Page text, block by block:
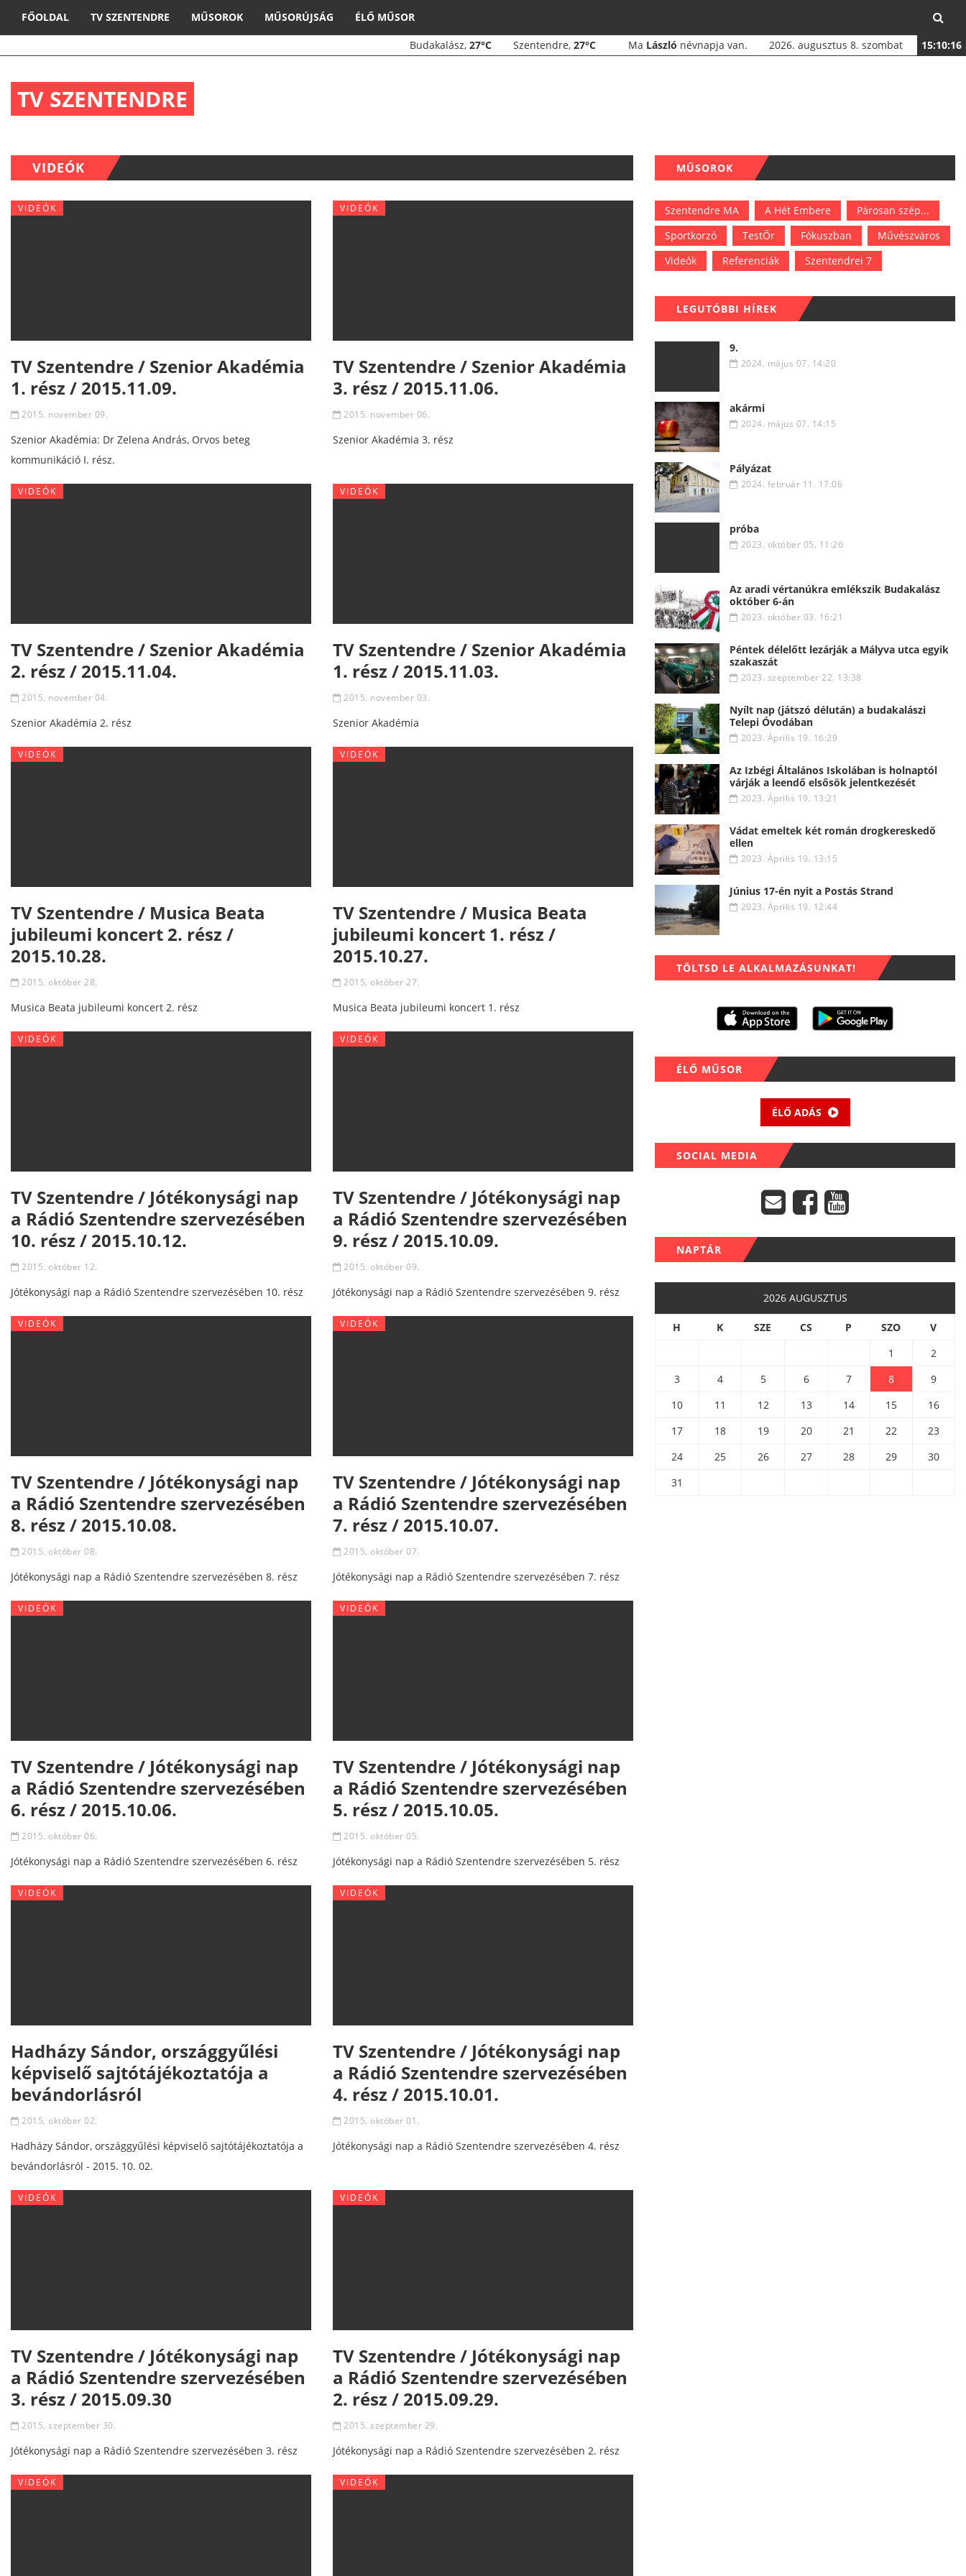
FŐOLDAL TV SZENTENDRE MŰSOROK MŰSORÚJSÁG ÉLŐ MŰSOR
Budakalász, 27°C Szentendre, 27°C Ma László névnapja van. 2026. augusztus 8. szombat 15:10:17
TV SZENTENDRE
VIDEÓK
VIDEÓK
TV Szentendre / Szenior Akadémia
1. rész / 2015.11.09.
2015. november 09.
Szenior Akadémia: Dr Zelena András, Orvos beteg
kommunikáció I. rész.
VIDEÓK
TV Szentendre / Szenior Akadémia
3. rész / 2015.11.06.
2015. november 06.
Szenior Akadémia 3. rész
VIDEÓK
TV Szentendre / Szenior Akadémia
2. rész / 2015.11.04.
2015. november 04.
Szenior Akadémia 2. rész
VIDEÓK
TV Szentendre / Szenior Akadémia
1. rész / 2015.11.03.
2015. november 03.
Szenior Akadémia
VIDEÓK
TV Szentendre / Musica Beata
jubileumi koncert 2. rész /
2015.10.28.
2015. október 28.
Musica Beata jubileumi koncert 2. rész
VIDEÓK
TV Szentendre / Musica Beata
jubileumi koncert 1. rész /
2015.10.27.
2015. október 27.
Musica Beata jubileumi koncert 1. rész
VIDEÓK
TV Szentendre / Jótékonysági nap
a Rádió Szentendre szervezésében
10. rész / 2015.10.12.
2015. október 12.
Jótékonysági nap a Rádió Szentendre szervezésében 10. rész
VIDEÓK
TV Szentendre / Jótékonysági nap
a Rádió Szentendre szervezésében
9. rész / 2015.10.09.
2015. október 09.
Jótékonysági nap a Rádió Szentendre szervezésében 9. rész
VIDEÓK
TV Szentendre / Jótékonysági nap
a Rádió Szentendre szervezésében
8. rész / 2015.10.08.
2015. október 08.
Jótékonysági nap a Rádió Szentendre szervezésében 8. rész
VIDEÓK
TV Szentendre / Jótékonysági nap
a Rádió Szentendre szervezésében
7. rész / 2015.10.07.
2015. október 07.
Jótékonysági nap a Rádió Szentendre szervezésében 7. rész
VIDEÓK
TV Szentendre / Jótékonysági nap
a Rádió Szentendre szervezésében
6. rész / 2015.10.06.
2015. október 06.
Jótékonysági nap a Rádió Szentendre szervezésében 6. rész
VIDEÓK
TV Szentendre / Jótékonysági nap
a Rádió Szentendre szervezésében
5. rész / 2015.10.05.
2015. október 05.
Jótékonysági nap a Rádió Szentendre szervezésében 5. rész
VIDEÓK
Hadházy Sándor, országgyűlési
képviselő sajtótájékoztatója a
bevándorlásról
2015. október 02.
Hadházy Sándor, országgyűlési képviselő sajtótájékoztatója a
bevándorlásról - 2015. 10. 02.
VIDEÓK
TV Szentendre / Jótékonysági nap
a Rádió Szentendre szervezésében
4. rész / 2015.10.01.
2015. október 01.
Jótékonysági nap a Rádió Szentendre szervezésében 4. rész
VIDEÓK
TV Szentendre / Jótékonysági nap
a Rádió Szentendre szervezésében
3. rész / 2015.09.30
2015. szeptember 30.
Jótékonysági nap a Rádió Szentendre szervezésében 3. rész
VIDEÓK
TV Szentendre / Jótékonysági nap
a Rádió Szentendre szervezésében
2. rész / 2015.09.29.
2015. szeptember 29.
Jótékonysági nap a Rádió Szentendre szervezésében 2. rész
VIDEÓK VIDEÓK
MŰSOROK
Szentendre MA A Hét Embere
Párosan szép...
Sportkorzó
TestŐr Fókuszban
Művészváros
Videók
Referenciák Szentendrei 7
LEGUTÓBBI HÍREK
9.
2024. május 07. 14:20
akármi
2024. május 07. 14:15
Pályázat
2024. február 11. 17:06
próba
2023. október 05. 11:26
Az aradi vértanúkra emlékszik Budakalász
október 6-án
2023. október 03. 16:21
Péntek délelőtt lezárják a Mályva utca egyik
szakaszát
2023. szeptember 22. 13:38
Nyílt nap (játszó délután) a budakalászi
Telepi Óvodában
2023. Április 19. 16:29
Az Izbégi Általános Iskolában is holnaptól
várják a leendő elsősök jelentkezését
2023. Április 19. 13:21
Vádat emeltek két román drogkereskedő
ellen
2023. Április 19. 13:15
Június 17-én nyit a Postás Strand
2023. Április 19. 12:44
TÖLTSD LE ALKALMAZÁSUNKAT!
ÉLŐ MŰSOR
ÉLŐ ADÁS
SOCIAL MEDIA
NAPTÁR
2026 AUGUSZTUS
H K SZE CS P SZO
V
1
2
3
4 5 6 7 8
9
10
11 12 13 14 15
16
17
18 19 20 21 22
23
24
25 26 27 28 29
30
31